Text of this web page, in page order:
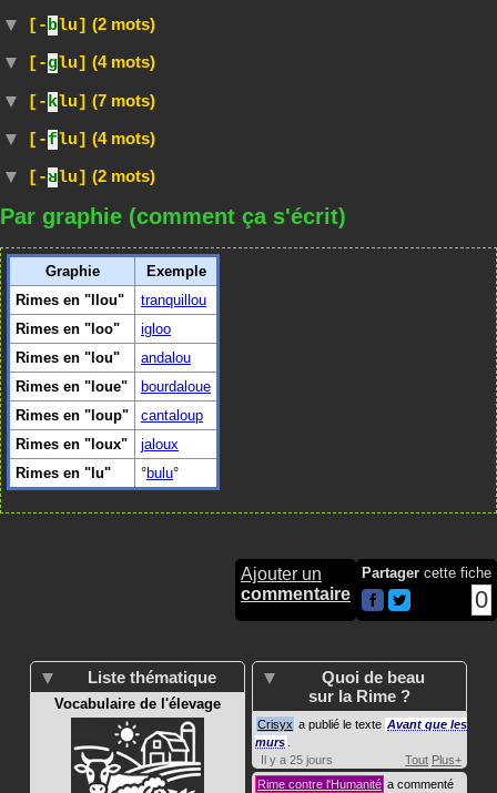
[-blu] (2 mots)
[-glu] (4 mots)
[-klu] (7 mots)
[-flu] (4 mots)
[-ʁlu] (2 mots)
Par graphie (comment ça s'écrit)
Graphie
Exemple
Rimes en "llou"
tranquillou
Rimes en "loo"
igloo
Rimes en "lou"
andalou
Rimes en "loue"
bourdaloue
Rimes en "loup"
cantaloup
Rimes en "loux"
jaloux
Rimes en "lu"
bulu
Ajouter un
commentaire
Partager cette fiche
0
Liste thématique
Vocabulaire de l'élevage
Quoi de beau
sur la Rime ?
Crisyx a publié le texte Avant que les
murs .
Il y a 25 jours
Tout Plus+
Rime contre l'Humanité a commenté